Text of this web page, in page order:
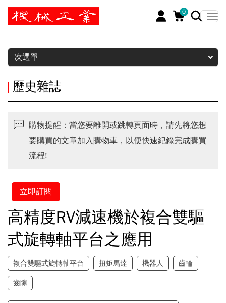
0
暫停
次選單
歷史雜誌
購物提醒：當您要離開或跳轉頁面時，請先將您想
要購買的文章加入購物車，以便快速紀錄完成購買
流程!
立即訂閱
高精度RV減速機於複合雙驅
式旋轉軸平台之應用
複合雙驅式旋轉軸平台 扭矩馬達 機器人 齒輪
齒隙